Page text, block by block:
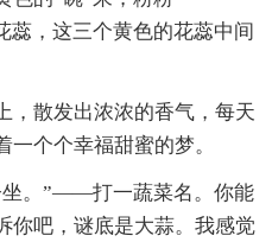
蕊，这三个黄色的花蕊中间
，散发出浓浓的香气，每天
个个幸福甜蜜的梦。
坐。”——打一蔬菜名。你能
吧，谜底是大蒜。我感觉